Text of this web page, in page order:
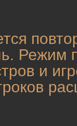
Режим
и